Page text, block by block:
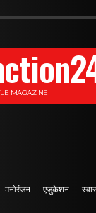
MAGAZINE
मनोरंजन एजुकेशन